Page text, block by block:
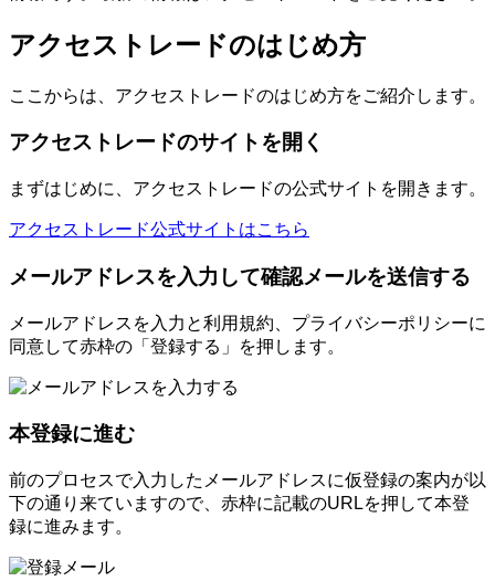
アクセストレードのはじめ方
ここからは、アクセストレードのはじめ方をご紹介します。
アクセストレードのサイトを開く
まずはじめに、アクセストレードの公式サイトを開きます。
アクセストレード公式サイトはこちら
メールアドレスを入力して確認メールを送信する
メールアドレスを入力と利用規約、プライバシーポリシーに
同意して赤枠の「登録する」を押します。
本登録に進む
前のプロセスで入力したメールアドレスに仮登録の案内が以
下の通り来ていますので、赤枠に記載のURLを押して本登
録に進みます。